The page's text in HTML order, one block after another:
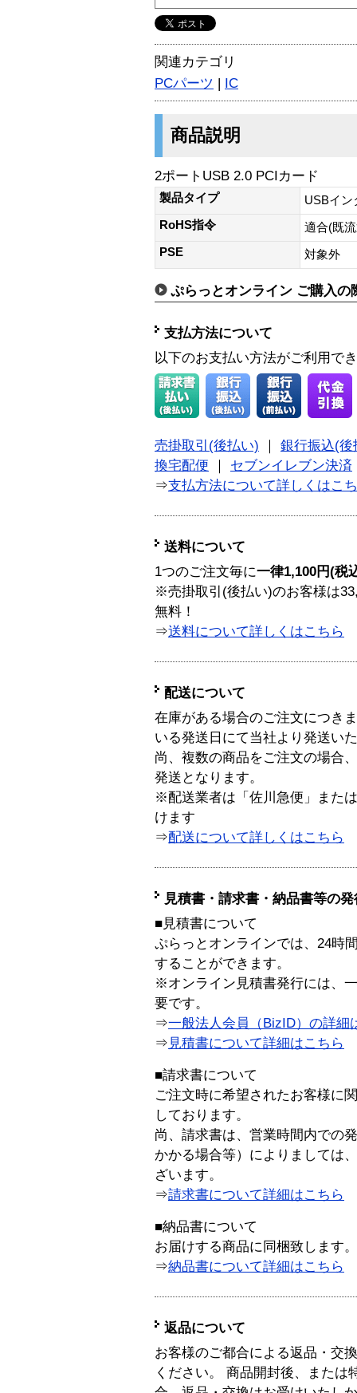
関連カテゴリ
PCパーツ | IC
商品説明
2ポートUSB 2.0 PCIカード
製品タイプ
USBイン
RoHS指令
適合(既
PSE
対象外
ぷらっとオンライン ご購入の
支払方法について
以下のお支払い方法がご利用で
売掛取引(後払い)
銀行振込(後
換宅配便
セブンイレブン決済
⇒支払方法について詳しくはこ
送料について
1つのご注文毎に一律1,100円(税
※売掛取引(後払い)のお客様は
無料！
⇒送料について詳しくはこちら
配送について
在庫がある場合のご注文につき
いる発送日にて当社より発送い
尚、複数の商品をご注文の場合
発送となります。
※配送業者は「佐川急便」また
けます
⇒配送について詳しくはこちら
見積書・請求書・納品書等の
■見積書について
ぷらっとオンラインでは、24時
することができます。
※オンライン見積書発行には、
要です。
⇒一般法人会員（BizID）の詳細
⇒ 見積書について詳細はこちら
■請求書について
ご注文時に希望されたお客様に
しております。
尚、請求書は、営業時間内での
かかる場合等）によりましては
ざいます。
⇒請求書について詳細はこちら
■納品書について
お届けする商品に同梱致します。
⇒納品書について詳細はこちら
返品について
お客様のご都合による返品・交
ください。 商品開封後、または